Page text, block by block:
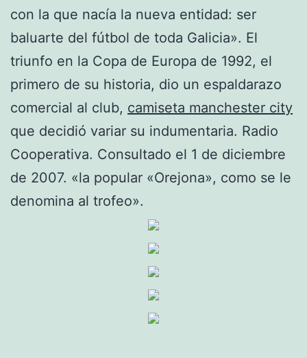
con la que nacía la nueva entidad: ser
baluarte del fútbol de toda Galicia». El
triunfo en la Copa de Europa de 1992, el
primero de su historia, dio un espaldarazo
comercial al club, camiseta manchester city
que decidió variar su indumentaria. Radio
Cooperativa. Consultado el 1 de diciembre
de 2007. «la popular «Orejona», como se le
denomina al trofeo».